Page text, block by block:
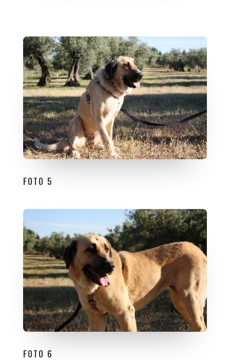
FOTO 5
FOTO 6